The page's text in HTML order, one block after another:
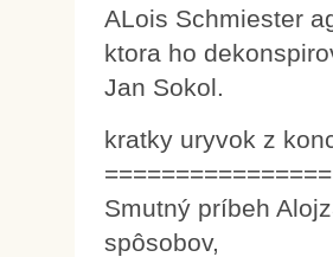
ALois Schmiester
ktora ho
Jan Sokol.
kratky uryvok z
Smutný príbeh
spôsobov,